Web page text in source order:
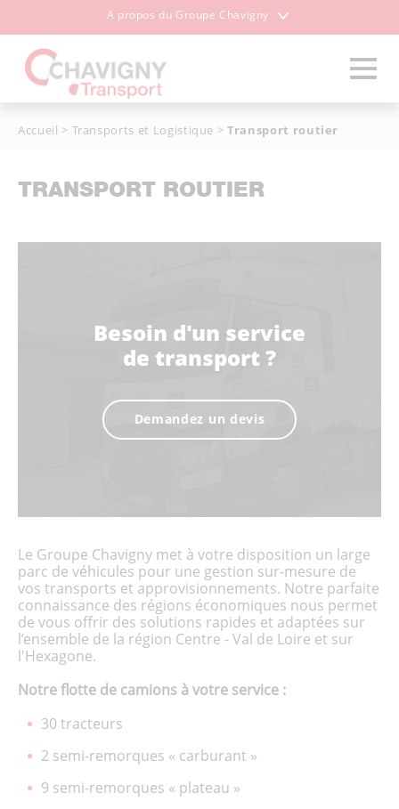
A propos du Groupe Chavigny
Accueil > Transports et Logistique >Transport routier
TRANSPORT ROUTIER
Besoin d'un service
de transport ?
Demandez un devis
Le Groupe Chavigny met à votre disposition un large
parc de véhicules pour une gestion sur-mesure de
vos transports et approvisionnements. Notre parfaite
connaissance des régions économiques nous permet
de vous offrir des solutions rapides et adaptées sur
l’ensemble de la région Centre - Val de Loire et sur
l'Hexagone.
Notre flotte de camions à votre service :
30 tracteurs
2 semi-remorques « carburant »
9 semi-remorques « plateau »